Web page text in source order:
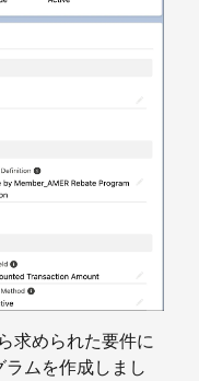
求められた要件に
ムを作成しまし